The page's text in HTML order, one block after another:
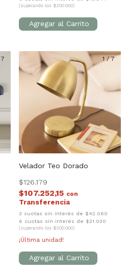
(superando los $300.000)
7 1/7
Velador Teo Dorado
$126.179
$107.252,15 con
3 cuotas sin interés de $42.060
6 cuotas sin interés de $21.030
(superando los $300.000)
¡Última unidad!